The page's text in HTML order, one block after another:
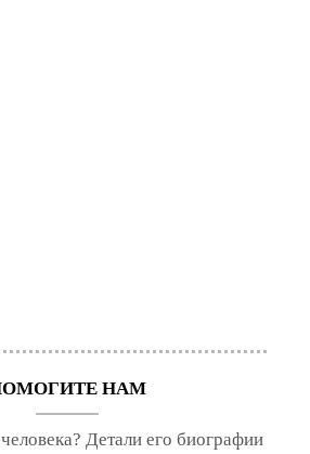
НАМ
Детали его биографии